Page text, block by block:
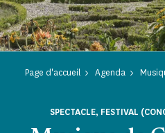
Page d'accueil Agenda
SPECTACLE, FESTIVAL